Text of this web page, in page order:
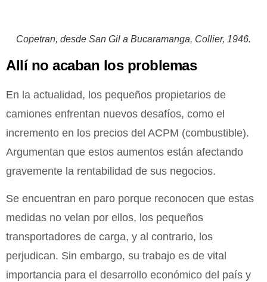
Copetran, desde San Gil a Bucaramanga, Collier, 1946.
Allí no acaban los problemas
En la actualidad, los pequeños propietarios de
camiones enfrentan nuevos desafíos, como el
incremento en los precios del ACPM (combustible).
Argumentan que estos aumentos están afectando
gravemente la rentabilidad de sus negocios.
Se encuentran en paro porque reconocen que estas
medidas no velan por ellos, los pequeños
transportadores de carga, y al contrario, los
perjudican. Sin embargo, su trabajo es de vital
importancia para el desarrollo económico del país y